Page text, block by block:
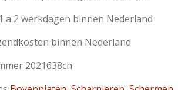
a 2 werkdagen binnen Nederland
binnen Nederland
2021638ch